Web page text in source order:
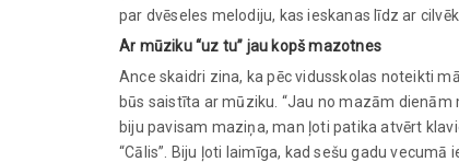
par dvēseles melodiju, kas ieskanas līdz ar
Ar mūziku “uz tu” jau kopš mazotnes
Ance skaidri zina, ka pēc vidusskolas noteikti
būs saistīta ar mūziku. “Jau no mazām
biju pavisam maziņa, man ļoti patika atvērt
“Cālis”. Biju ļoti laimīga, kad sešu gadu vecumā